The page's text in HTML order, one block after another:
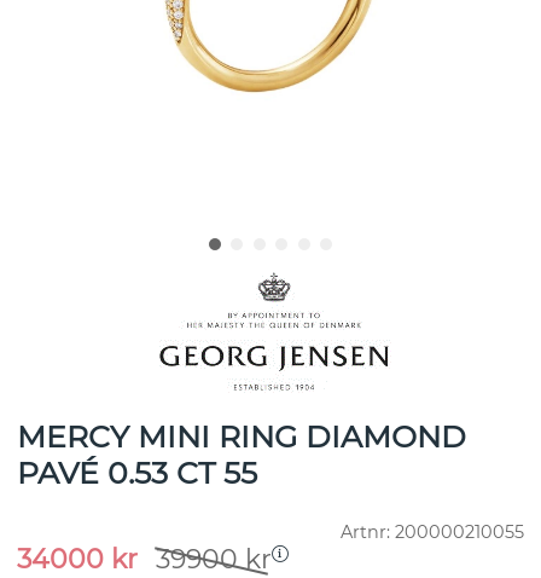
MERCY MINI RING DIAMOND
PAVÉ 0.53 CT 55
Artnr: 200000210055
39900kr
34000 kr